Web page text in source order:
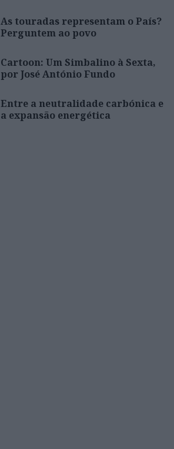
As touradas representam o País?
Perguntem ao povo
Cartoon: Um Simbalino à Sexta,
por José António Fundo
Entre a neutralidade carbónica e
a expansão energética